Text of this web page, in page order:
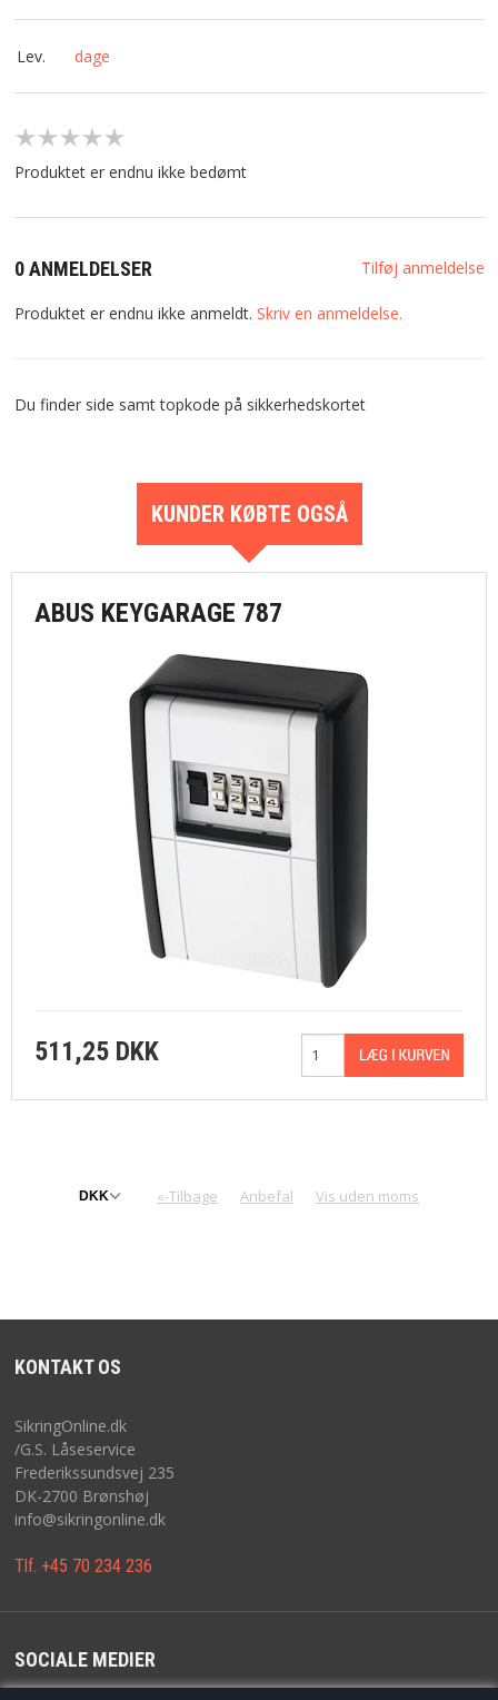
KONTAKT
COOKIE POLITIK
Lev. dage
Produktet er endnu ikke bedømt
0 ANMELDELSER Tilføj anmeldelse
Produktet er endnu ikke anmeldt. Skriv en anmeldelse.
Du finder side samt topkode på sikkerhedskortet
KUNDER KØBTE OGSÅ
ABUS KEYGARAGE 787
511,25 DKK
«-Tilbage Anbefal Vis uden moms
KONTAKT OS
SikringOnline.dk
/G.S. Låseservice
Frederikssundsvej 235
DK-2700 Brønshøj
info@sikringonline.dk
Tlf. +45 70 234 236
SOCIALE MEDIER